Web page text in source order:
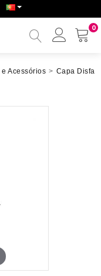
0
Minha
e Acessórios > Capa